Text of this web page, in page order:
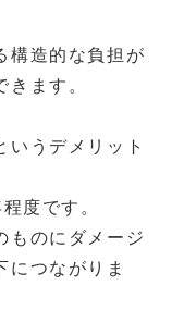
構造的な負担が
ます。
いうデメリット
度です。
ものにダメージ
につながりま